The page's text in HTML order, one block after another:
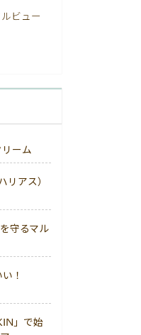
ーム
リアス）
守るマル
！
」で始